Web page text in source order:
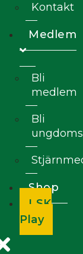
Kontakt
Medlem
Bli
medlem
Bli
Shop
LSK
Play